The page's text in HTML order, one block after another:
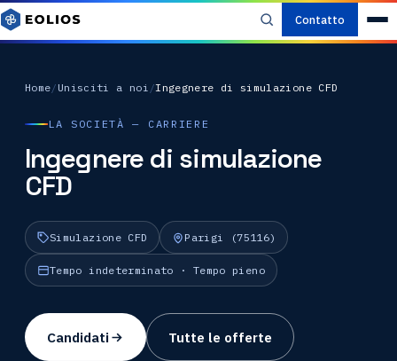
Contatto
Home/ Unisciti a noi /Ingegnere di simulazione CFD
LA SOCIETÀ — CARRIERE
Ingegnere di simulazione
CFD
Simulazione CFD Parigi (75116)
Tempo indeterminato · Tempo pieno
Candidati Tutte le offerte